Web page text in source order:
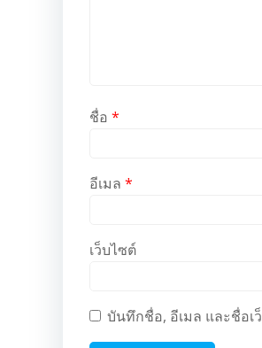
ชื่อ *
อีเมล *
เว็บไซต์
บันทึกชื่อ, อีเมล และชื่อเ